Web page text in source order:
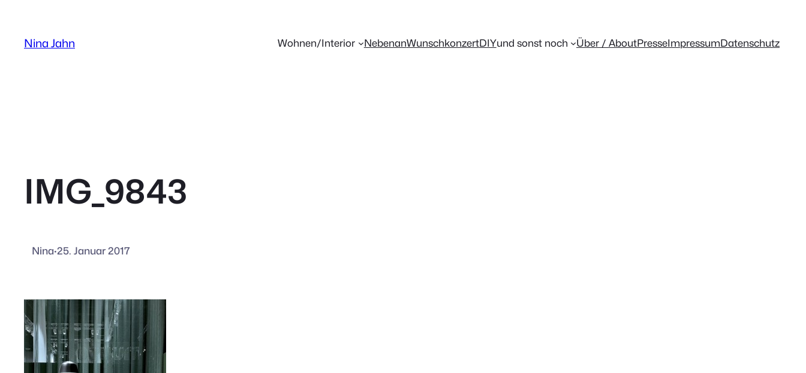
springen
Nina Jahn Wohnen/Interior NebenanWunschkonzertDIYund sonst noch Über / AboutPresseImpressumDatenschutz
IMG_9843
Nina·25. Januar 2017